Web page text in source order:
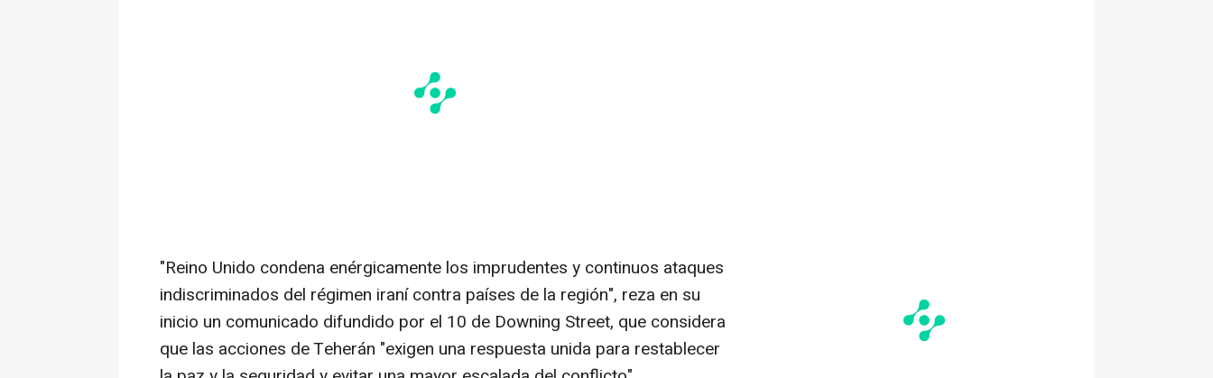
"Reino Unido condena enérgicamente los imprudentes y continuos ataques
indiscriminados del régimen iraní contra países de la región", reza en su
inicio un comunicado difundido por el 10 de Downing Street, que considera
que las acciones de Teherán "exigen una respuesta unida para restablecer